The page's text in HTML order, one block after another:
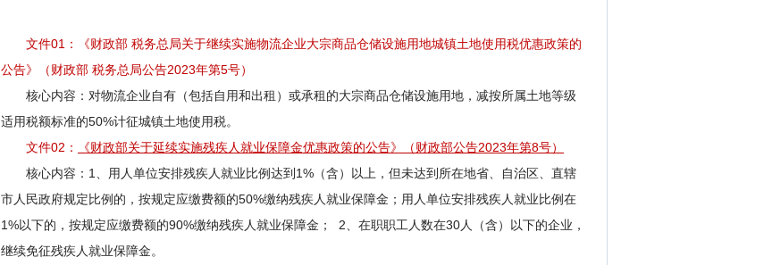
文件01：
《财政部 税务总局关于继续实施物流企业大宗商品仓储设施用地城镇土地使用税优惠政策的
公告》（财政部 税务总局公告2023年第5号）
核心内容： 对物流企业自有（包括自用和出租）或承租的大宗商品仓储设施用地，减按所属土地等级
适用税额标准的50%计征城镇土地使用税。
文件02：
《财政部关于延续实施残疾人就业保障金优惠政策的公告》（财政部公告2023年第8号）
核心内容：1、
用人单位安排残疾人就业比例达到1%（含）以上，但未达到所在地省、自治区、直辖
市人民政府规定比例的，按规定应缴费额的50%缴纳残疾人就业保障金；用人单位安排残疾人就业比例在
1%以下的，按规定应缴费额的90%缴纳残疾人就业保障金； 2、在职职工人数在30人（含）以下的企业，
继续免征残疾人就业保障金。